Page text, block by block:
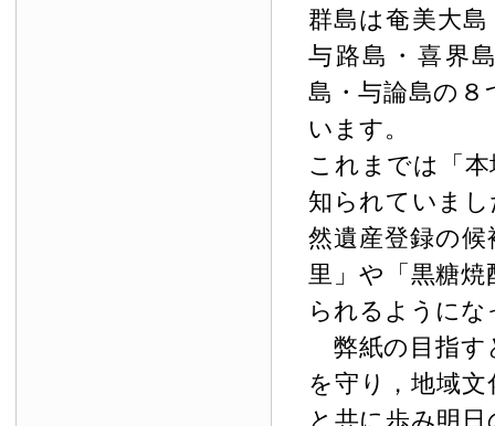
群島は奄美大
与路島・喜界
島・与論島の
います。
これまでは「
知られていま
然遺産登録の
里」や「黒糖
られるように
弊紙の目指す
を守り，地域
と共に歩み明